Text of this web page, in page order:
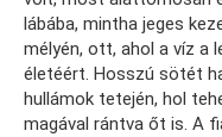
lábába, mintha jeges
mélyén, ott, ahol a víz a
életéért. Hosszú sötét
hullámok tetején, hol
magával rántva őt is. A